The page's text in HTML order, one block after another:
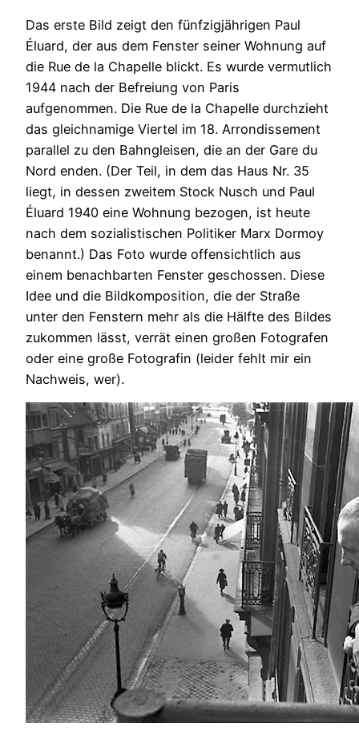
Das erste Bild zeigt den fünfzigjährigen Paul
Éluard, der aus dem Fenster seiner Wohnung auf
die Rue de la Chapelle blickt. Es wurde vermutlich
1944 nach der Befreiung von Paris
aufgenommen. Die Rue de la Chapelle durchzieht
das gleichnamige Viertel im 18. Arrondissement
parallel zu den Bahngleisen, die an der Gare du
Nord enden. (Der Teil, in dem das Haus Nr. 35
liegt, in dessen zweitem Stock Nusch und Paul
Éluard 1940 eine Wohnung bezogen, ist heute
nach dem sozialistischen Politiker Marx Dormoy
benannt.) Das Foto wurde offensichtlich aus
einem benachbarten Fenster geschossen. Diese
Idee und die Bildkomposition, die der Straße
unter den Fenstern mehr als die Hälfte des Bildes
zukommen lässt, verrät einen großen Fotografen
oder eine große Fotografin (leider fehlt mir ein
Nachweis, wer).